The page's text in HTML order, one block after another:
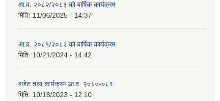
आ.व. २०८२/२०८३ को बार्षिक कार्यक्रम
मिति: 11/06/2025 - 14:37
आ.व. २०८१/२०८२ को बार्षिक कार्यक्रम
मिति: 10/21/2024 - 14:42
बजेट तथा कार्यक्रम आ.व. २०८०-०८१
मिति: 10/18/2023 - 12:10